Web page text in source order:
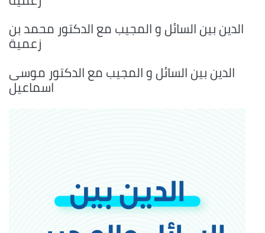
الدين بين السائل و المجيب مع الدكتور محمد بن
زعمية
الدين بين السائل و المجيب مع الدكتور موسى
اسماعيل